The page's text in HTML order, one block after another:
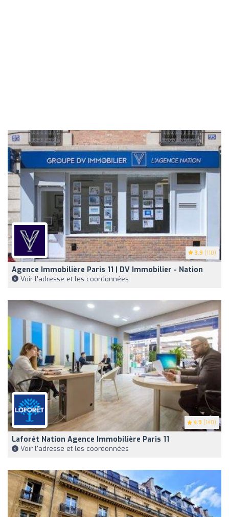
3.9 (110)
Agence Immobilière Paris 11 | DV Immobilier - Nation
Voir l'adresse et les coordonnées
4.9 (140)
Laforêt Nation Agence Immobilière Paris 11
Voir l'adresse et les coordonnées